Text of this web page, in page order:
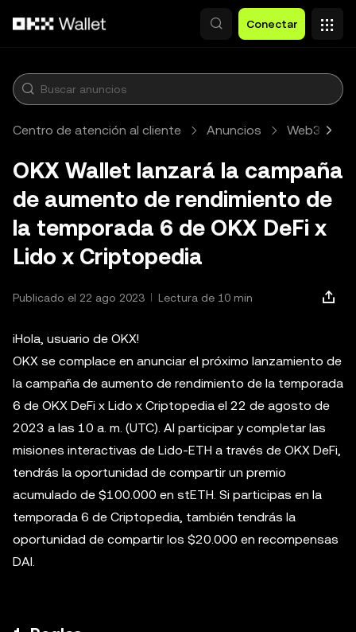
Conectar
Centro de atención al cliente Anuncios Web3
OKX Wallet lanzará la campaña
de aumento de rendimiento de
la temporada 6 de OKX DeFi x
Lido x Criptopedia
Publicado el 22 ago 2023 Lectura de 10 min
¡Hola, usuario de OKX!
OKX se complace en anunciar el próximo lanzamiento de
la campaña de aumento de rendimiento de la temporada
6 de OKX DeFi x Lido x Criptopedia el 22 de agosto de
2023 a las 10 a. m. (UTC). Al participar y completar las
misiones interactivas de Lido-ETH a través de OKX DeFi,
tendrás la oportunidad de compartir un premio
acumulado de $100.000 en stETH. Si participas en la
temporada 6 de Criptopedia, también tendrás la
oportunidad de compartir los $20.000 en recompensas
DAI.